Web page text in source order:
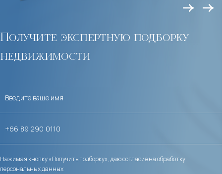
Получите экспертную подборку
недвижимости
Нажимая кнопку «Получить подборку», даю согласие на обработку
персональных данных